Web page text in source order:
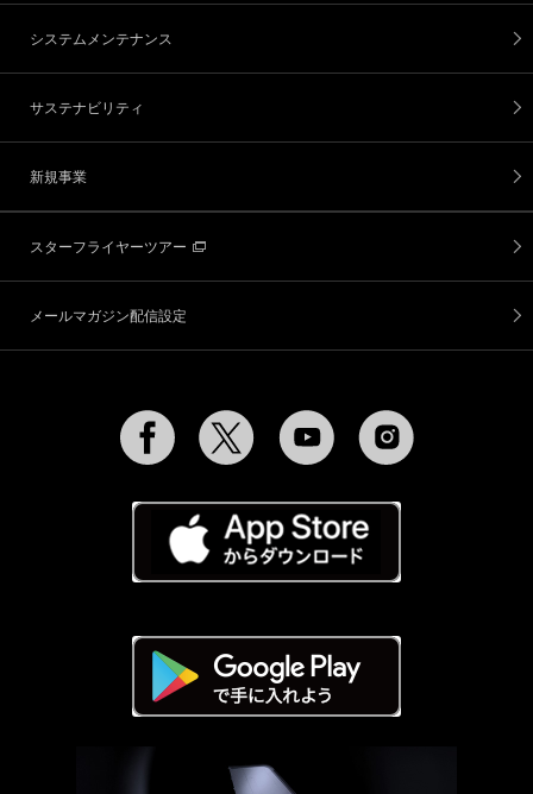
システムメンテナンス
サステナビリティ
新規事業
スターフライヤーツアー
メールマガジン配信設定
Facebook Twitter YouTube Instagram